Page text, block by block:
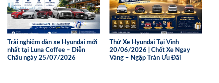
Trải nghiệm dàn xe Hyundai mới
nhất tại Luna Coffee – Diễn
Châu ngày 25/07/2026
Thử Xe Hyundai Tại Vinh
20/06/2026 | Chốt Xe Ngay
Vàng – Ngập Tràn Ưu Đãi